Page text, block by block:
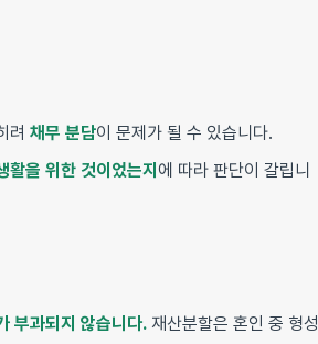
려 채무 분담이 문제가 될 수 있습니다.
활을 위한 것이었는지 에 따라 판단이 갈립니
부과되지 않습니다. 재산분할은 혼인 중 형성